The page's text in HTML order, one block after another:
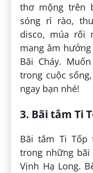
thơ mộng trên
sóng rì rào,
disco, múa rối
mang âm
Bãi Cháy.
trong cuộc
ngay bạn nhé!
3. Bãi tắm Ti
Bãi tắm Ti
trong những
Vịnh Hạ Long.